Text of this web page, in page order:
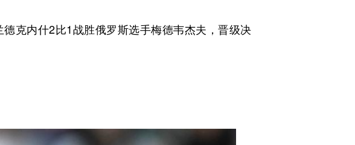
克内什2比1战胜俄罗斯选手梅德韦杰夫，晋级决